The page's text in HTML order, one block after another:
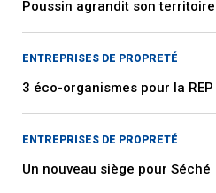
Poussin agrandit son
ENTREPRISES DE PROPRETÉ
3 éco-organismes pour la
ENTREPRISES DE PROPRETÉ
Un nouveau siège pour Séché